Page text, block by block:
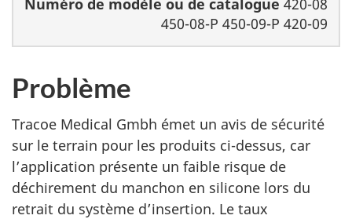
420-08
450-08-P 450-09-P 420-09
Problème
Tracoe Medical Gmbh émet un avis de sécurité
sur le terrain pour les produits ci-dessus, car
l’application présente un faible risque de
déchirement du manchon en silicone lors du
retrait du système d’insertion. Le taux